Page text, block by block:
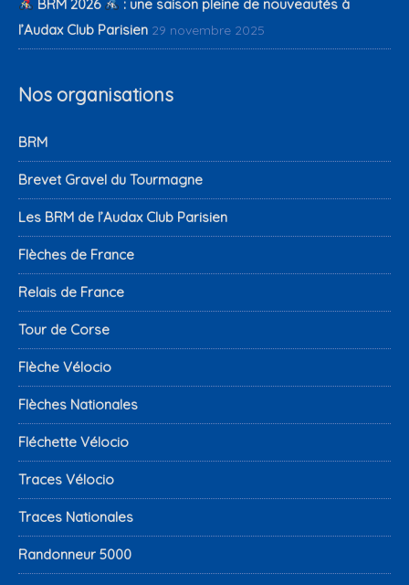
BRM 2026
: une saison pleine de nouveautés à
l’Audax Club Parisien 29 novembre 2025
Nos organisations
BRM
Brevet Gravel du Tourmagne
Les BRM de l’Audax Club Parisien
Flèches de France
Relais de France
Tour de Corse
Flèche Vélocio
Flèches Nationales
Fléchette Vélocio
Traces Vélocio
Traces Nationales
Randonneur 5000